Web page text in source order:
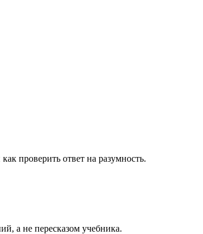
проверить ответ на разумность.
а не пересказом учебника.